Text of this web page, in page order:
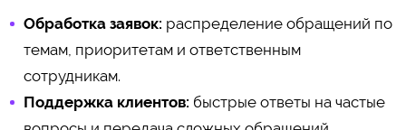
Обработка заявок: распределение обращений по
темам, приоритетам и ответственным
сотрудникам.
Поддержка клиентов: быстрые ответы на частые